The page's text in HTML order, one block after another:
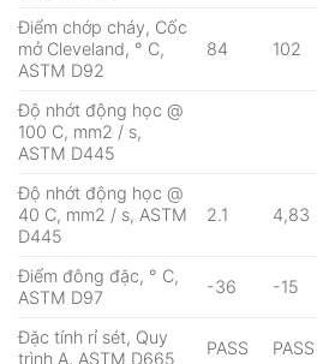
Điểm chớp cháy, Cốc
mở Cleveland, ° C,
ASTM D92
84 102
Độ nhớt động học @
100 C, mm2 / s,
ASTM D445
Độ nhớt động học @
40 C, mm2 / s, ASTM
D445
2.1 4,83
Điểm đông đặc, ° C,
ASTM D97
-36 -15
Đặc tính rỉ sét, Quy
trình A, ASTM D665
PASS PASS